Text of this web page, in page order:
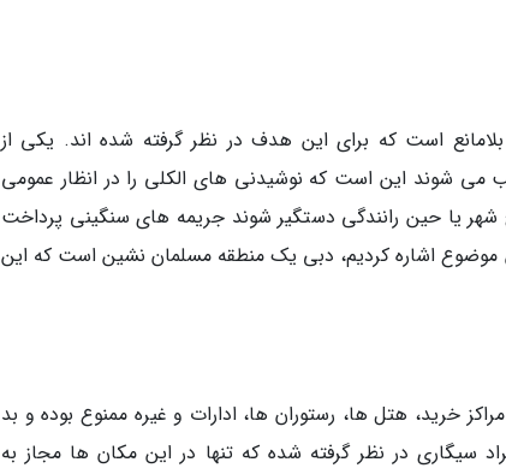
است که برای این هدف در نظر گرفته شده اند. یکی از
می شوند این است که نوشیدنی های الکلی را در انظار عمومی
یا حین رانندگی دستگیر شوند جریمه های سنگینی پرداخت
اشاره کردیم، دبی یک منطقه مسلمان نشین است که این
خرید، هتل ها، رستوران ها، ادارات و غیره ممنوع بوده و بد
سیگاری در نظر گرفته شده که تنها در این مکان ها مجاز به